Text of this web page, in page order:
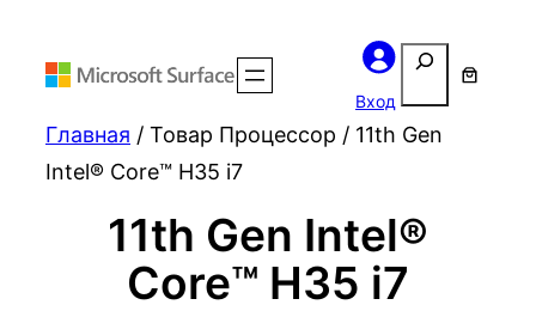
Вход
Поиск
Главная / Товар Процессор / 11th Gen
Intel® Core™ H35 i7
11th Gen Intel®
Core™ H35 i7